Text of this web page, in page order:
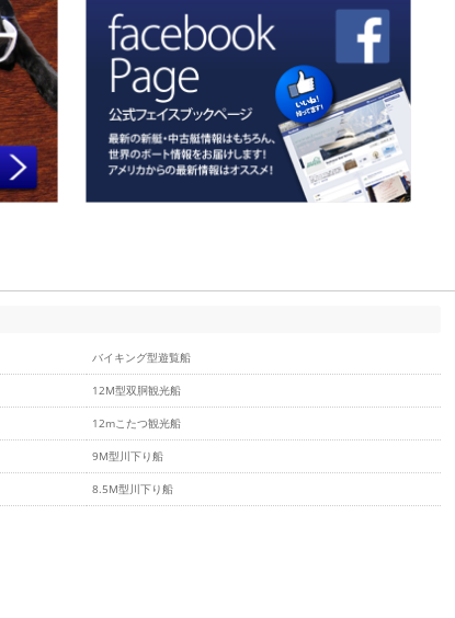
バイキング型遊覧船
12M型双胴観光船
12mこたつ観光船
9M型川下り船
8.5M型川下り船